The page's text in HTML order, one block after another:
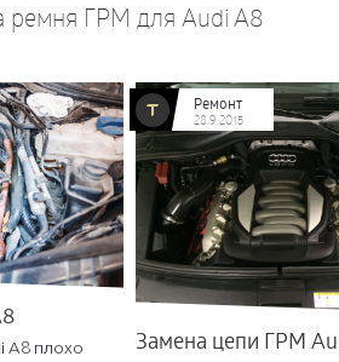
ремня ГРМ для Audi A8
A8 плохо
Ремонт
28.9.2015
Замена цепи ГРМ